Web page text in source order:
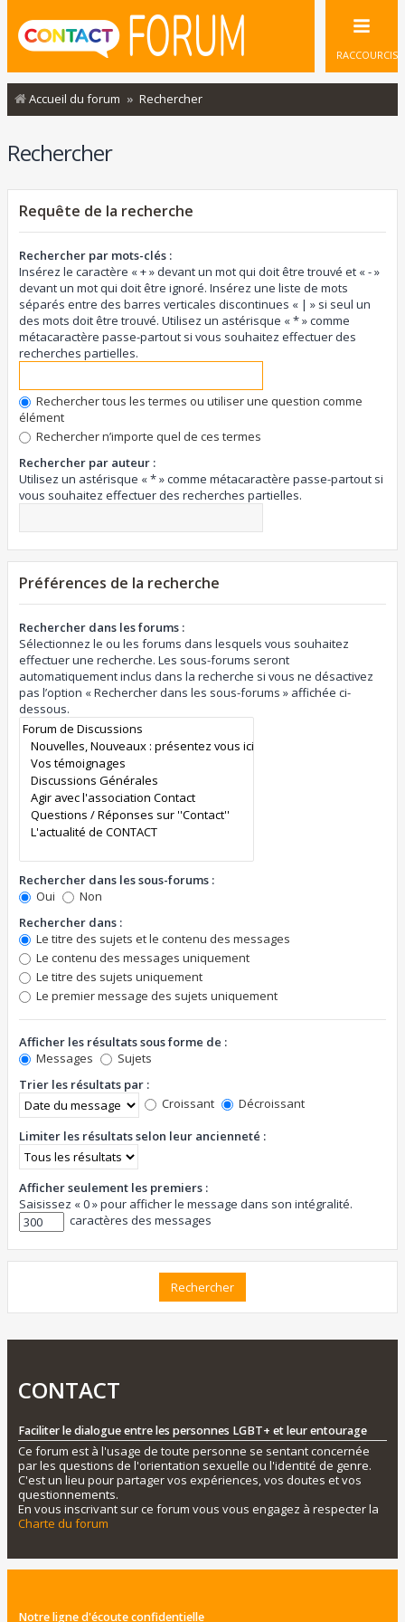
RACCOURCIS
Accueil du forum Rechercher
Rechercher
Requête de la recherche
Rechercher par mots-clés :
Insérez le caractère « + » devant un mot qui doit être trouvé et « - »
devant un mot qui doit être ignoré. Insérez une liste de mots
séparés entre des barres verticales discontinues « | » si seul un
des mots doit être trouvé. Utilisez un astérisque « * » comme
métacaractère passe-partout si vous souhaitez effectuer des
recherches partielles.
Rechercher tous les termes ou utiliser une question comme
élément
Rechercher n’importe quel de ces termes
Rechercher par auteur :
Utilisez un astérisque « * » comme métacaractère passe-partout si
vous souhaitez effectuer des recherches partielles.
Préférences de la recherche
Rechercher dans les forums :
Sélectionnez le ou les forums dans lesquels vous souhaitez
effectuer une recherche. Les sous-forums seront
automatiquement inclus dans la recherche si vous ne désactivez
pas l’option « Rechercher dans les sous-forums » affichée ci-
dessous.
Rechercher dans les sous-forums :
Oui
Non
Rechercher dans :
Le titre des sujets et le contenu des messages
Le contenu des messages uniquement
Le titre des sujets uniquement
Le premier message des sujets uniquement
Afficher les résultats sous forme de :
Messages
Sujets
Trier les résultats par :
Croissant
Décroissant
Limiter les résultats selon leur ancienneté :
Afficher seulement les premiers :
Saisissez « 0 » pour afficher le message dans son intégralité.
caractères des messages
CONTACT
Faciliter le dialogue entre les personnes LGBT+ et leur entourage
Ce forum est à l'usage de toute personne se sentant concernée
par les questions de l'orientation sexuelle ou l'identité de genre.
C'est un lieu pour partager vos expériences, vos doutes et vos
questionnements.
En vous inscrivant sur ce forum vous vous engagez à respecter la
Charte du forum
Notre ligne d'écoute confidentielle